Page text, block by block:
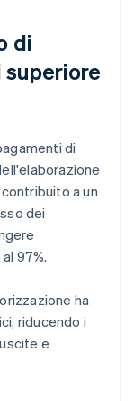
di
di
a un
dei
97%.
ha
riducendo i
e